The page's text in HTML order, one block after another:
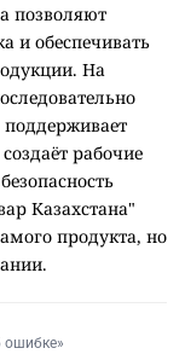
позволяют
и обеспечивать
На
поддерживает
рабочие
Казахстана"
продукта, но
ошибке»